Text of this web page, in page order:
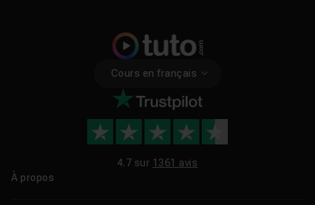
Cours en français
4.7 sur 1361 avis
À propos